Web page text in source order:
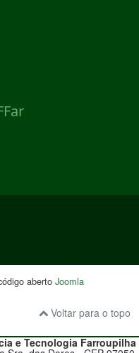
aberto Joomla
Voltar para o topo
e TecnologiaFarroupilha